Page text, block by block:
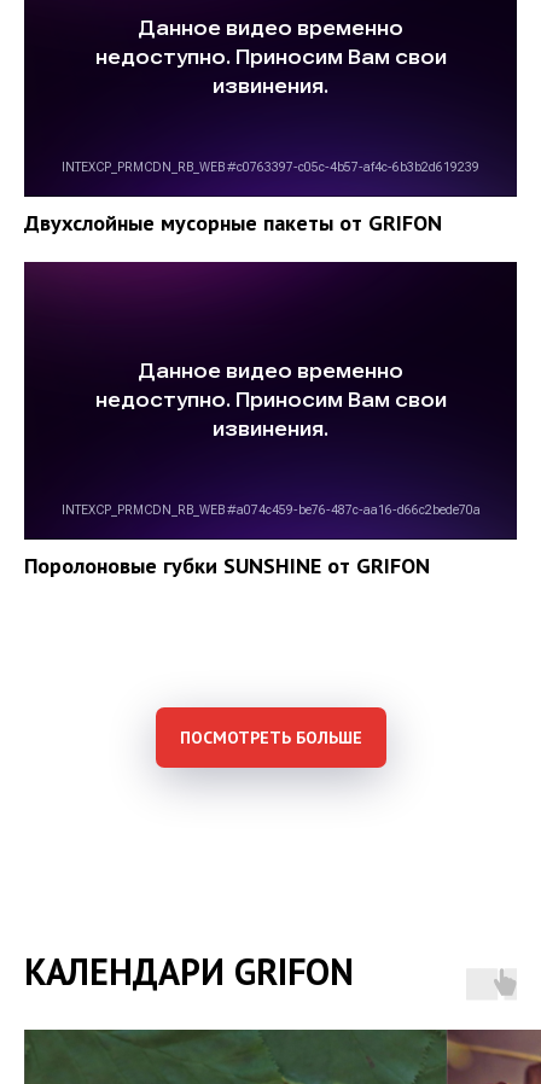
Двухслойные мусорные пакеты от GRIFON
Поролоновые губки SUNSHINE от GRIFON
ПОСМОТРЕТЬ БОЛЬШЕ
КАЛЕНДАРИ GRIFON